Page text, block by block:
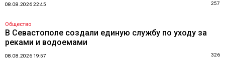
08.08.2026 22:45 257
Общество
В Севастополе создали единую службу по уходу за
реками и водоемами
08.08.2026 19:57 326